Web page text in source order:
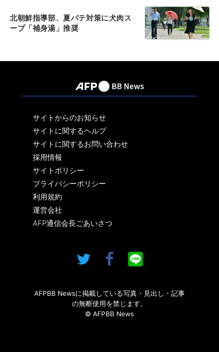
北朝鮮指導部、夏バテ対策に犬肉ス
ープ「補身湯」推奨
サイトからのお知らせ
サイトに関するヘルプ
サイトに関するお問い合わせ
採用情報
サイトポリシー
プライバシーポリシー
利用規約
運営会社
AFP通信会長ごあいさつ
AFPBB Newsに掲載している写真・見出し・記事
の無断使用を禁じます。
© AFPBB News